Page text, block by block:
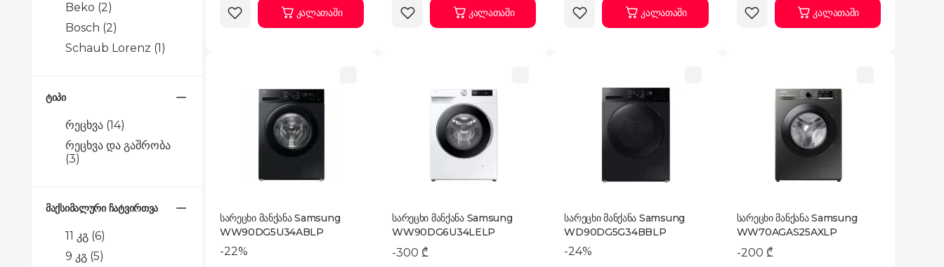
Beko (2)
Bosch (2)
Schaub Lorenz (1)
ტიპი
რეცხვა (14)
რეცხვა და გაშრობა
(3)
მაქსიმალური ჩატვირთვა
11 კგ (6)
9 კგ (5)
კალათაში
კალათაში
კალათაში
კალათაში
სარეცხი მანქანა Samsung
WW90DG5U34ABLP
-22%
სარეცხი მანქანა Samsung
WW90DG6U34LELP
-300 ₾
სარეცხი მანქანა Samsung
WD90DG5G34BBLP
-24%
სარეცხი მანქანა Samsung
WW70AGAS25AXLP
-200 ₾